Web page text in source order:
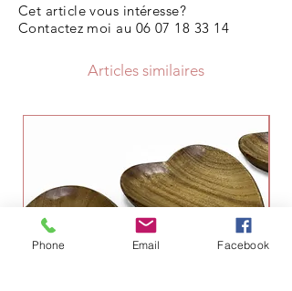
Cet article vous intéresse?
Contactez moi au 06 07 18 33 14
Articles similaires
Phone Email Facebook